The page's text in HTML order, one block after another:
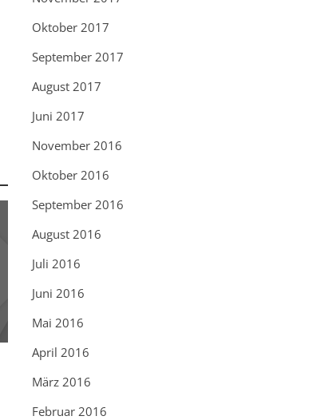
Oktober 2017
September 2017
August 2017
Juni 2017
November 2016
Oktober 2016
September 2016
August 2016
Juli 2016
Juni 2016
Mai 2016
April 2016
März 2016
Februar 2016